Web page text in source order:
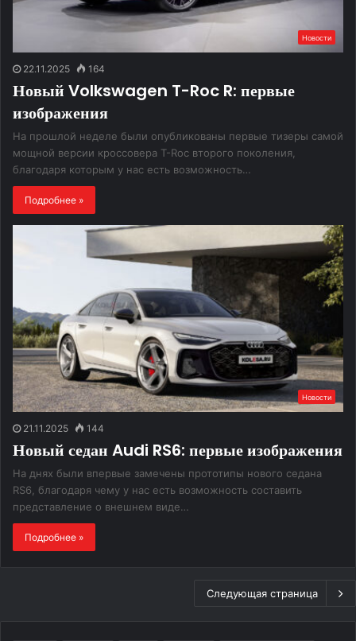
Новости
22.11.2025 164
Новый Volkswagen T-Roc R: первые
изображения
На прошлой неделе были опубликованы первые тизеры самой
мощной версии кроссовера T-Roc второго поколения,
благодаря которым у нас есть возможность…
Подробнее »
Новости
21.11.2025 144
Новый седан Audi RS6: первые изображения
На днях были впервые замечены прототипы нового седана
RS6, благодаря чему у нас есть возможность составить
представление о внешнем виде…
Подробнее »
Следующая страница